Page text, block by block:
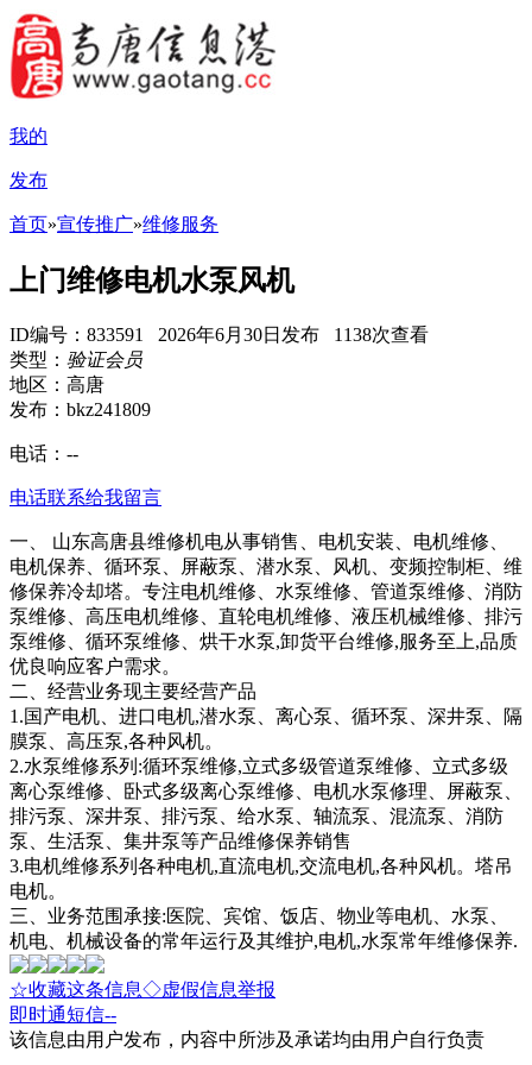
我的
发布
首页»宣传推广»维修服务
上门维修电机水泵风机
ID编号：833591 2026年6月30日发布 1138次查看
类型： 验证会员
地区：高唐
发布：bkz241809
电话： --
电话联系给我留言
一、 山东高唐县维修机电从事销售、电机安装、电机维修、
电机保养、循环泵、屏蔽泵、潜水泵、风机、变频控制柜、维
修保养冷却塔。专注电机维修、水泵维修、管道泵维修、消防
泵维修、高压电机维修、直轮电机维修、液压机械维修、排污
泵维修、循环泵维修、烘干水泵,卸货平台维修,服务至上,品质
优良响应客户需求。
二、经营业务现主要经营产品
1.国产电机、进口电机,潜水泵、离心泵、循环泵、深井泵、隔
膜泵、高压泵,各种风机。
2.水泵维修系列:循环泵维修,立式多级管道泵维修、立式多级
离心泵维修、卧式多级离心泵维修、电机水泵修理、屏蔽泵、
排污泵、深井泵、排污泵、给水泵、轴流泵、混流泵、消防
泵、生活泵、集井泵等产品维修保养销售
3.电机维修系列各种电机,直流电机,交流电机,各种风机。塔吊
电机。
三、业务范围承接:医院、宾馆、饭店、物业等电机、水泵、
机电、机械设备的常年运行及其维护,电机,水泵常年维修保养.
☆收藏这条信息◇虚假信息举报
即时通短信--
该信息由用户发布，内容中所涉及承诺均由用户自行负责